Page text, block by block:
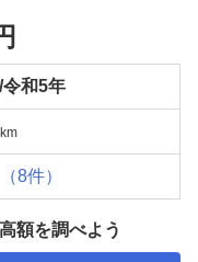
和5年
km
（8件）
額を調べよう